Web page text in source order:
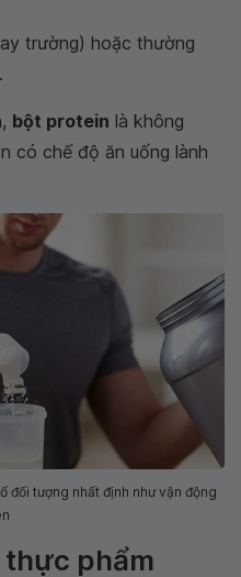
trường) hoặc thường
bột protein là không
có chế độ ăn uống lành
đối tượng nhất định như vận động
thực phẩm